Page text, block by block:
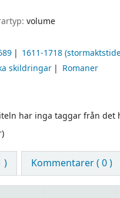
volume
1611-1718
skildringar
Romaner
har inga taggar från det
) Kommentarer ( 0 )